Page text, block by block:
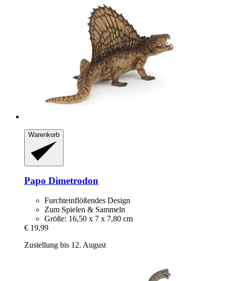
Warenkorb
Papo Dimetrodon
Furchteinflößendes Design
Zum Spielen & Sammeln
Größe: 16,50 x 7 x 7,80 cm
€ 19,99
Zustellung bis 12. August